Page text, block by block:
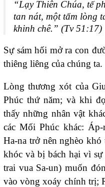
“Lạy Thiên Chúa, tế
tan nát, một tấm lòng
khinh chê.” (Tv 51:17)
Sự sám hối mở ra con
thiêng liêng của chúng ta.
Lòng thương xót của
Phúc thứ năm; và khi
thấy những nhân vật
các Mối Phúc khác:
Ha-na trở nên nghèo
khóc và bị bách hại vì
trai vua Sa-un) muốn
vào vòng xoáy chính trị;